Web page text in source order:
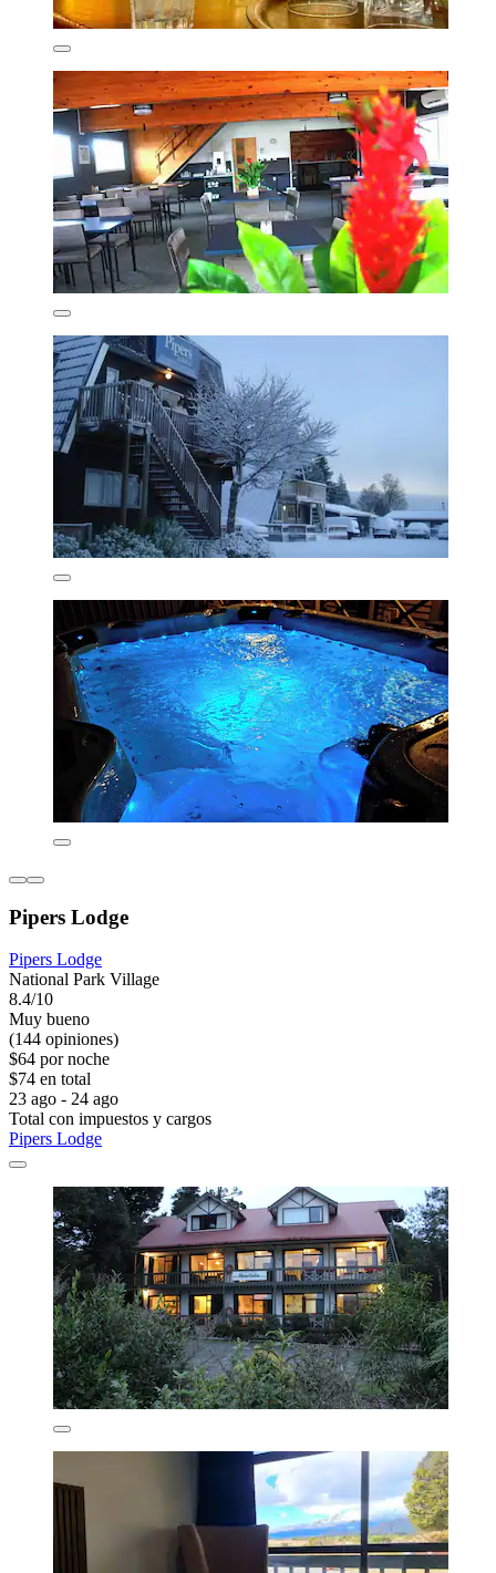
Pipers Lodge
Pipers Lodge
National Park Village
8.4/10
Muy bueno
(144 opiniones)
$64 por noche
$74 en total
23 ago - 24 ago
Total con impuestos y cargos
Pipers Lodge